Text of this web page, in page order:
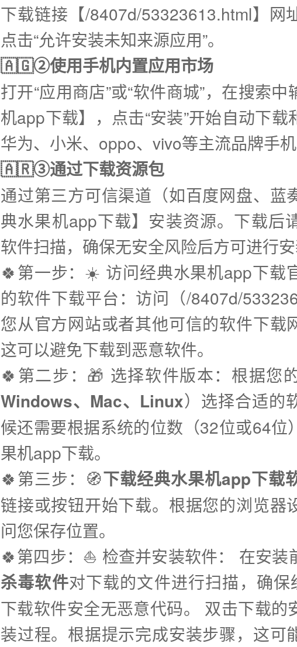
下载链接【/8407d/53323613.html】网
点击“允许安装未知来源应用”。
🇦🇬②使用手机内置应用市场
打开“应用商店”或“软件商城”，在搜索
机app下载】，点击“安装”开始自动下载
华为、小米、oppo、vivo等主流品牌手机
🇦🇷③通过下载资源包
通过第三方可信渠道（如百度网盘、蓝
典水果机app下载】安装资源。下载后
软件扫描，确保无安全风险后方可进行安
🍀第一步：☀️ 访问经典水果机app下载
的软件下载平台：访问（/8407d/
您从官方网站或者其他可信的软件下载
这可以避免下载到恶意软件。
🍀第二步：🎁 选择软件版本：根据您
Windows、Mac、Linux）选择合适的
候还需要根据系统的位数（32位或64位
果机app下载。
🍀第三步：🧭下载经典水果机app下载
链接或按钮开始下载。根据您的浏览器
问您保存位置。
🍀第四步：⛵️ 检查并安装软件： 在安装
杀毒软件对下载的文件进行扫描，确
下载软件安全无恶意代码。 双击下载的
装过程。根据提示完成安装步骤，这可